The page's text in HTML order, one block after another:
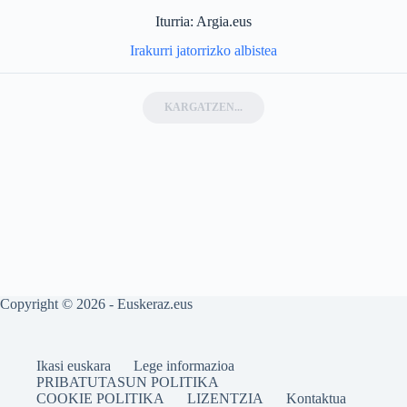
Iturria: Argia.eus
Irakurri jatorrizko albistea
KARGATZEN...
Copyright © 2026 - Euskeraz.eus
Ikasi euskara
Lege informazioa
PRIBATUTASUN POLITIKA
COOKIE POLITIKA
LIZENTZIA Kontaktua